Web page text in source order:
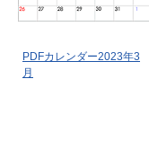
PDFカレンダー2023年3
月